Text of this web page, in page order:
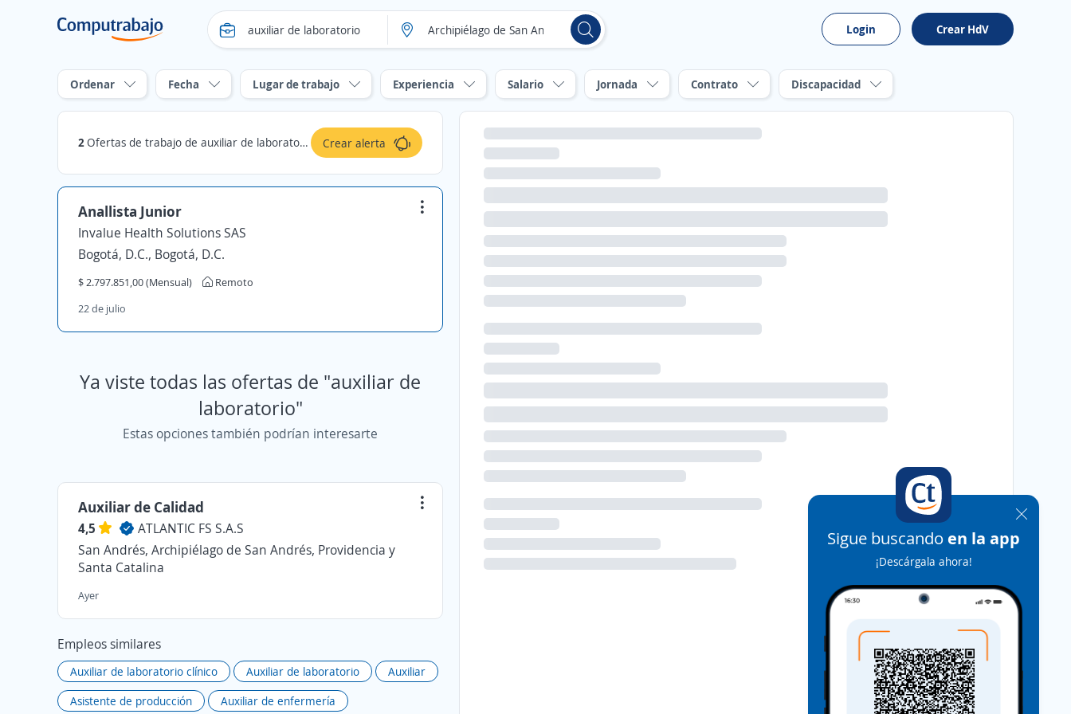
Login Crear HdV
Ordenar Fecha Lugar de trabajo Experiencia Salario Jornada Contrato Discapacidad
2Ofertas de trabajo de auxiliar de laboratorio en Archipiélago de San Andrés, Providencia y Santa Catalina Crear alerta
Anallista Junior
Invalue Health Solutions SAS
Bogotá, D.C., Bogotá, D.C.
$ 2.797.851,00 (Mensual)
Remoto
22 de julio
Ya viste todas las ofertas de "auxiliar de
laboratorio"
Estas opciones también podrían interesarte
Auxiliar de Calidad
4,5
ATLANTIC FS S.A.S
San Andrés, Archipiélago de San Andrés, Providencia y
Santa Catalina
Ayer
Empleos similares
Auxiliar de laboratorio clínico Auxiliar de laboratorio
Auxiliar
Asistente de producción
Auxiliar de enfermería
Sigue buscando en la app
¡Descárgala ahora!